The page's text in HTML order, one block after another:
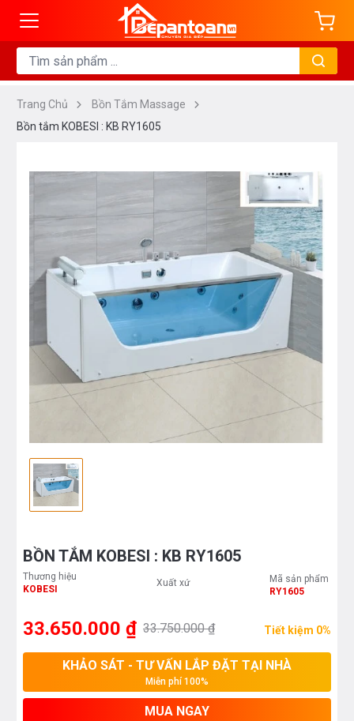
Trang Chủ
Bồn Tắm Massage
Bồn tắm KOBESI : KB RY1605
BỒN TẮM KOBESI : KB RY1605
Thương hiệu
KOBESI
Xuất xứ
Mã sản phẩm
RY1605
33.650.000 ₫ 33.750.000 ₫ Tiết kiệm 0%
KHẢO SÁT - TƯ VẤN LẮP ĐẶT TẠI NHÀ
Miễn phí 100%
MUA NGAY